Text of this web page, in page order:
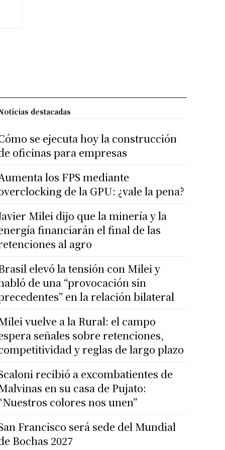
destacadas
se ejecuta hoy la construcción
oficinas para empresas
los FPS mediante
de la GPU: ¿vale la pena?
Milei dijo que la minería y la
financiarán el final de las
al agro
elevó la tensión con Milei y
de una “provocación sin
en la relación bilateral
vuelve a la Rural: el campo
señales sobre retenciones,
y reglas de largo plazo
recibió a excombatientes de
en su casa de Pujato:
colores nos unen”
Francisco será sede del Mundial
Bochas 2027